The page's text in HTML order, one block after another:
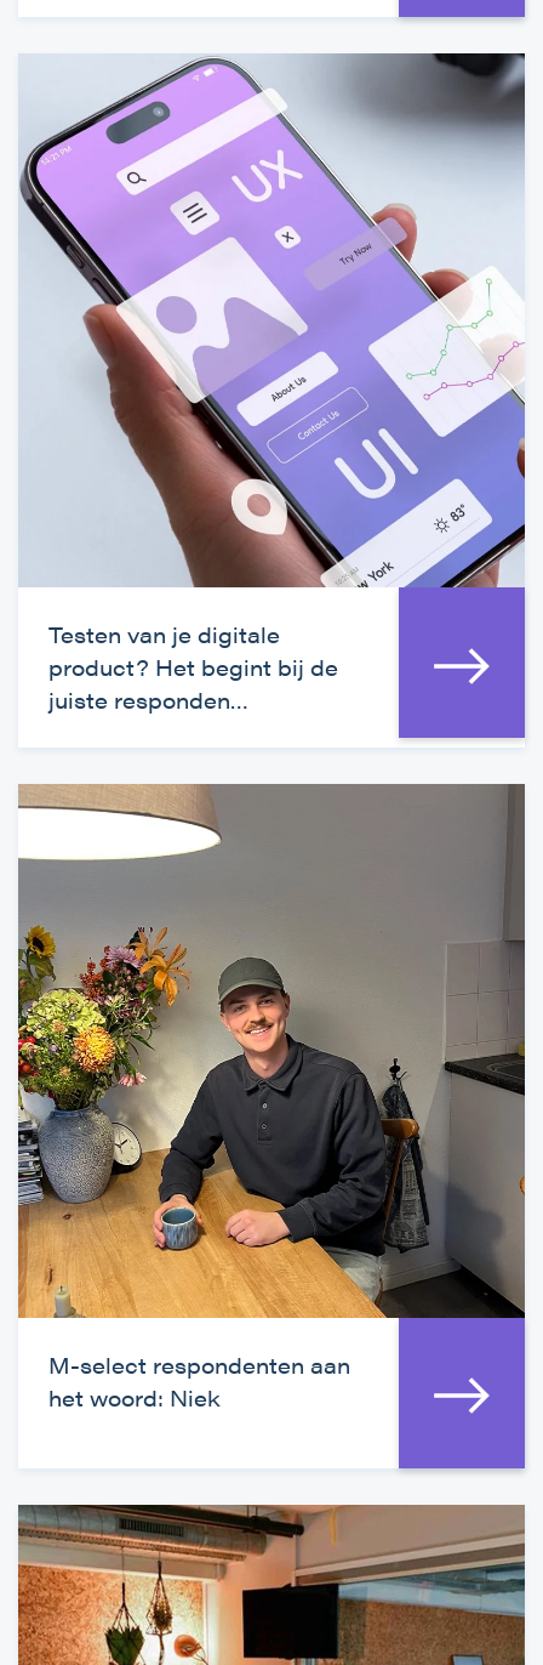
Testen van je digitale
product? Het begint bij de
juiste responden…
M-select respondenten aan
het woord: Niek